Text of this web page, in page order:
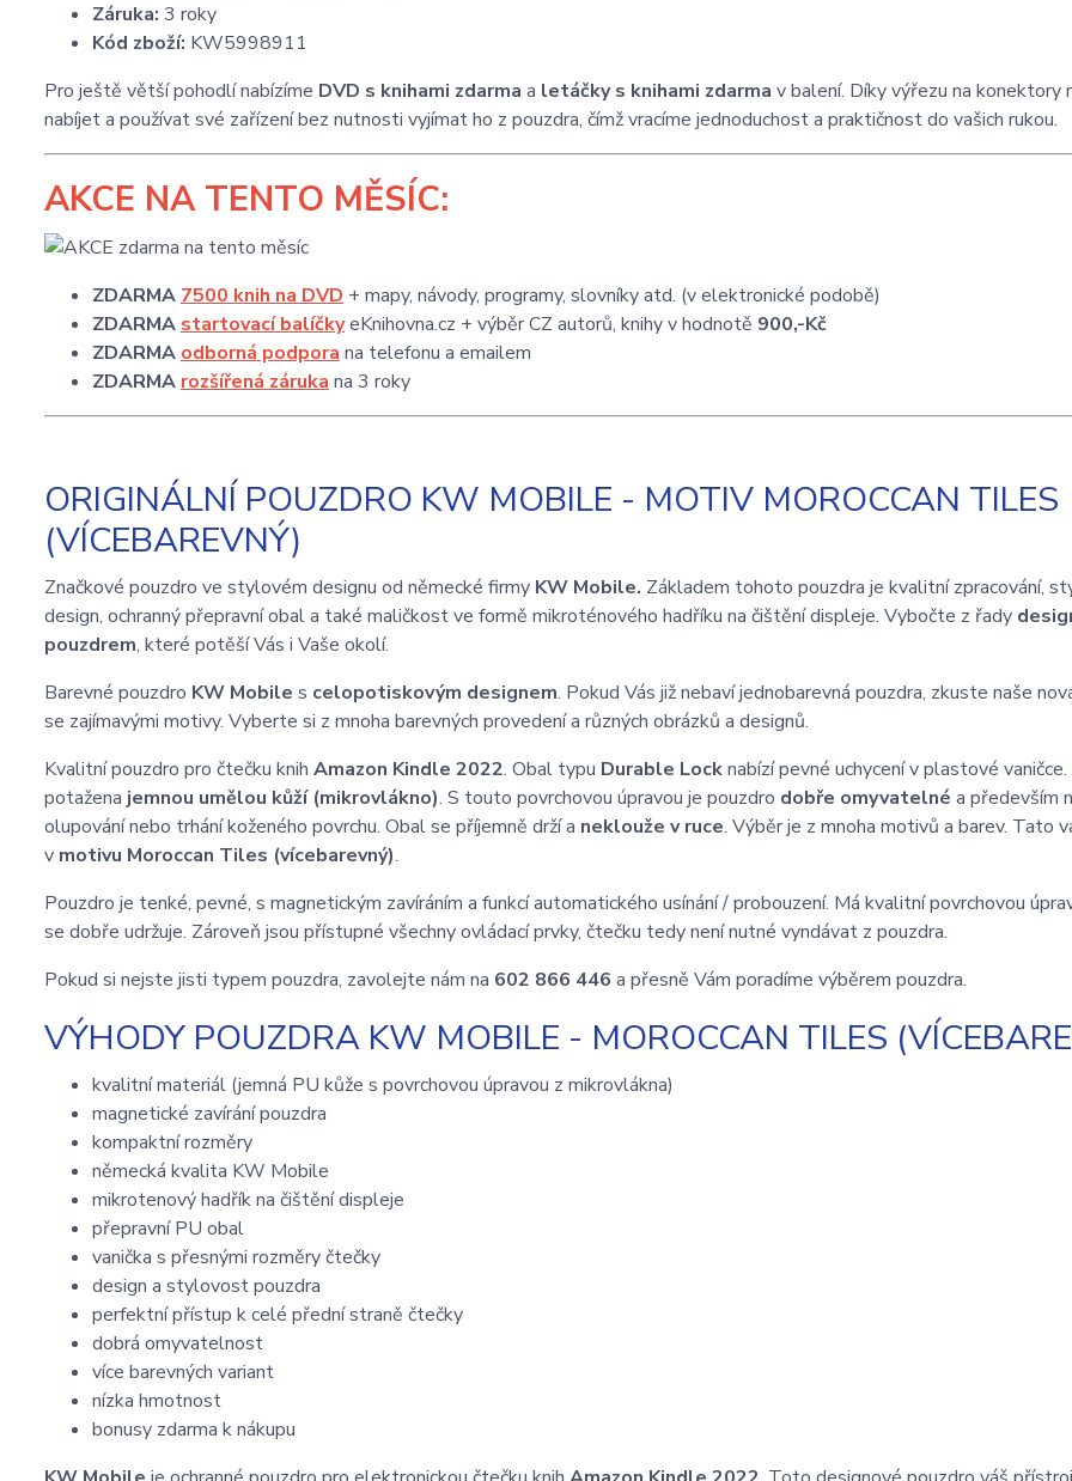
Záruka: 3 roky
Kód zboží: KW5998911
Pro ještě větší pohodlí nabízíme DVD s knihami zdarma a letáčky s knihami zdarma v balení. Díky výřezu na konektory
nabíjet a používat své zařízení bez nutnosti vyjímat ho z pouzdra, čímž vracíme jednoduchost a praktičnost do vašich rukou.
AKCE NA TENTO MĚSÍC:
ZDARMA 7500 knih na DVD + mapy, návody, programy, slovníky atd. (v elektronické podobě)
ZDARMA startovací balíčkyeKnihovna.cz + výběr CZ autorů, knihy v hodnotě 900,-Kč
ZDARMA odborná podpora na telefonu a emailem
ZDARMA rozšířená záruka na 3 roky
ORIGINÁLNÍ POUZDRO KW MOBILE - MOTIV MOROCCAN TILES
(VÍCEBAREVNÝ)
Značkové pouzdro ve stylovém designu od německé firmy KW Mobile. Základem tohoto pouzdra je kvalitní zpracování,
design, ochranný přepravní obal a také maličkost ve formě mikroténového hadříku na čištění displeje. Vybočte z řady
pouzdrem, které potěší Vás i Vaše okolí.
Barevné pouzdro KW Mobile s celopotiskovým designem. Pokud Vás již nebaví jednobarevná pouzdra, zkuste naše
se zajímavými motivy. Vyberte si z mnoha barevných provedení a různých obrázků a designů.
Kvalitní pouzdro pro čtečku knih Amazon Kindle 2022. Obal typu Durable Locknabízí pevné uchycení v plastové
potažena jemnou umělou kůží (mikrovlákno). S touto povrchovou úpravou je pouzdro dobře omyvatelné a především
olupování nebo trhání koženého povrchu. Obal se příjemně drží a neklouže v ruce. Výběr je z mnoha motivů a barev. Tato
v motivu Moroccan Tiles (vícebarevný).
Pouzdro je tenké, pevné, s magnetickým zavíráním a funkcí automatického usínání / probouzení. Má kvalitní povrchovou
se dobře udržuje. Zároveň jsou přístupné všechny ovládací prvky, čtečku tedy není nutné vyndávat z pouzdra.
Pokud si nejste jisti typem pouzdra, zavolejte nám na 602 866 446 a přesně Vám poradíme výběrem pouzdra.
VÝHODY POUZDRA KW MOBILE - MOROCCAN TILES
kvalitní materiál (jemná PU kůže s povrchovou úpravou z mikrovlákna)
magnetické zavírání pouzdra
kompaktní rozměry
německá kvalita KW Mobile
mikrotenový hadřík na čištění displeje
přepravní PU obal
vanička s přesnými rozměry čtečky
design a stylovost pouzdra
perfektní přístup k celé přední straně čtečky
dobrá omyvatelnost
více barevných variant
nízka hmotnost
bonusy zdarma k nákupu